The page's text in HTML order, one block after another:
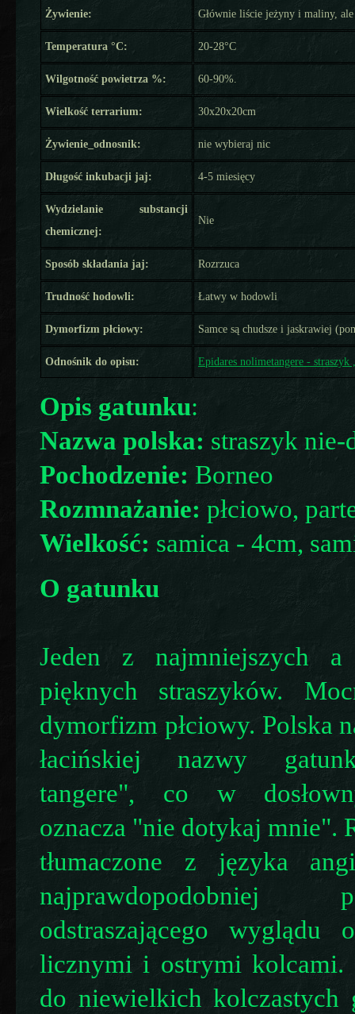
Żywienie: Głównie liście jeżyny i maliny,
Temperatura °C: 20-28°C
Wilgotność powietrza %: 60-90%.
Wielkość terrarium: 30x20x20cm
Żywienie_odnosnik: nie wybieraj nic
Długość inkubacji jaj: 4-5 miesięcy
Wydzielanie substancji
chemicznej:
Nie
Sposób składania jaj: Rozrzuca
Trudność hodowli: Łatwy w hodowli
Dymorfizm płciowy: Samce są chudsze i jaskrawiej
Odnośnik do opisu: Epidares nolimetangere - straszyk
Opis gatunku:
Nazwa polska: straszyk
Pochodzenie: Borneo
Rozmnażanie: płciowo,
Wielkość: samica - 4cm,
O gatunku
Jeden z najmniejszych a
pięknych straszyków.
dymorfizm płciowy. Polska
łacińskiej nazwy
tangere", co w
oznacza "nie dotykaj mnie".
tłumaczone z języka
odstraszającego wyglądu
licznymi i ostrymi kolcami.
do niewielkich kolczastych